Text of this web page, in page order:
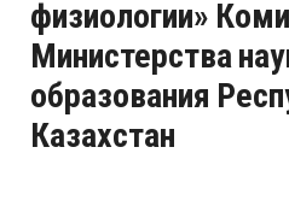
физиологии»
Министерства
образования
Казахстан